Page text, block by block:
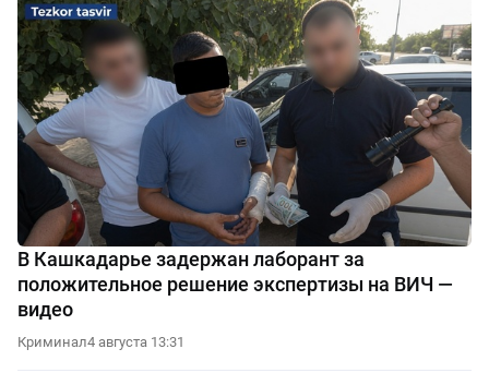
В Кашкадарье задержан лаборант за
положительное решение экспертизы на ВИЧ —
видео
Криминал4 августа 13:31